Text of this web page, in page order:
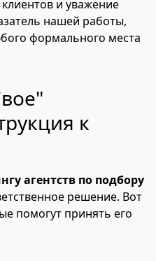
и уважение
нашей работы,
формального места
к
агентств по подбору
решение. Вот
помогут принять его